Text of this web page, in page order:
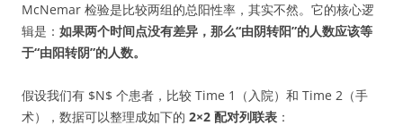
McNemar 检验是比较两组的总阳性率，其实不然。它的核心逻
辑是： 如果两个时间点没有差异，那么“由阴转阳”的人数应该等
于“由阳转阴”的人数。
假设我们有 $N$ 个患者，比较 Time 1（入院）和 Time 2（手
术），数据可以整理成如下的 2×2 配对列联表 ：